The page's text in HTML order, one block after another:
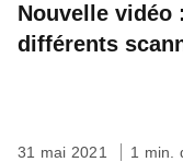
Nouvelle vidéo
différents
31 mai 2021 1 min.